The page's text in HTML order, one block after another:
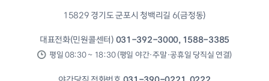
15829 경기도 군포시 청백리길 6(금정동)
대표전화(민원콜센터) 031-392-3000, 1588-3385
평일 08:30 ~ 18:30 (평일 야간·주말·공휴일 당직실 연결)